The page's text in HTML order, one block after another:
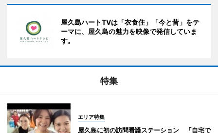
屋久島ハートTVは「衣食住」「今と昔」をテ
ーマに、屋久島の魅力を映像で発信していま
す。
特集
エリア特集
屋久島に初の訪問看護ステーション 「自宅で